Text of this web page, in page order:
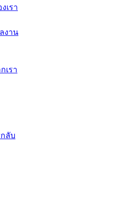
เรา
งาน
เรา
ลับ